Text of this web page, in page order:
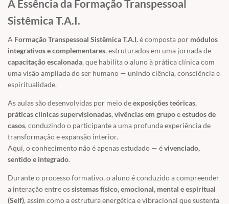
A Essência da Formação Transpessoal
Sistêmica T.A.I.
A Formação Transpessoal Sistêmica T.A.I.é composta por módulos
integrativos e complementares, estruturados em uma jornada de
capacitação escalonada, que habilita o aluno à prática clínica com
uma visão ampliada do ser humano — unindo ciência, consciência e
espiritualidade.
As aulas são desenvolvidas por meio deexposições teóricas,
práticas clínicas supervisionadas, vivências em grupoeestudos de
casos, conduzindo o participante a uma profunda experiência de
transformação e expansão interior.
Aqui, o conhecimento não é apenas estudado — évivenciado,
sentido e integrado.
Durante o processo formativo, o aluno é conduzido a compreender
a interação entre ossistemas físico, emocional, mental e espiritual
(Self), assim como a estrutura energética e vibracional que sustenta